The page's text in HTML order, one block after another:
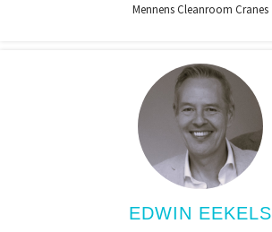
Mennens Cleanroom Cranes
EDWIN EEKELS